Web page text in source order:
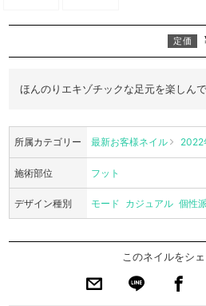
定価
ほんのりエキゾチックな足元を楽しん
所属カテゴリー 最新お客様ネイル 2022
施術部位 フット
デザイン種別 モード カジュアル 個性
このネイルをシ